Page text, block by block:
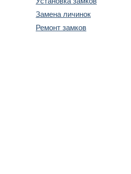
Замена личинок
Ремонт замков